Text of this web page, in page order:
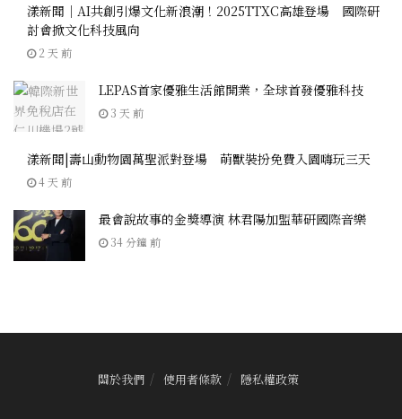
漾新聞｜AI共創引爆文化新浪潮！2025TTXC高雄登場 國際研
討會掀文化科技風向
2 天 前
LEPAS首家優雅生活館開業，全球首發優雅科技
3 天 前
漾新聞|壽山動物園萬聖派對登場 萌獸裝扮免費入園嗨玩三天
4 天 前
最會說故事的金獎導演 林君陽加盟華研國際音樂
34 分鐘 前
關於我們 使用者條款 隱私權政策